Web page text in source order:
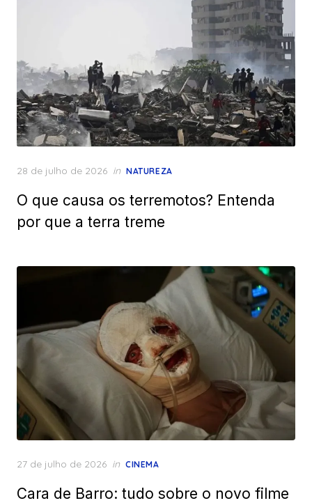
Posted
28 de julho de 2026 in NATUREZA
O que causa os terremotos? Entenda
por que a terra treme
Posted
27 de julho de 2026 in CINEMA
Cara de Barro: tudo sobre o novo filme